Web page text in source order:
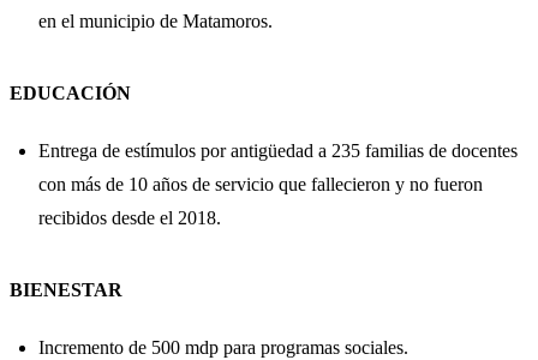
en el municipio de Matamoros.
EDUCACIÓN
Entrega de estímulos por antigüedad a 235 familias de docentes
con más de 10 años de servicio que fallecieron y no fueron
recibidos desde el 2018.
BIENESTAR
Incremento de 500 mdp para programas sociales.